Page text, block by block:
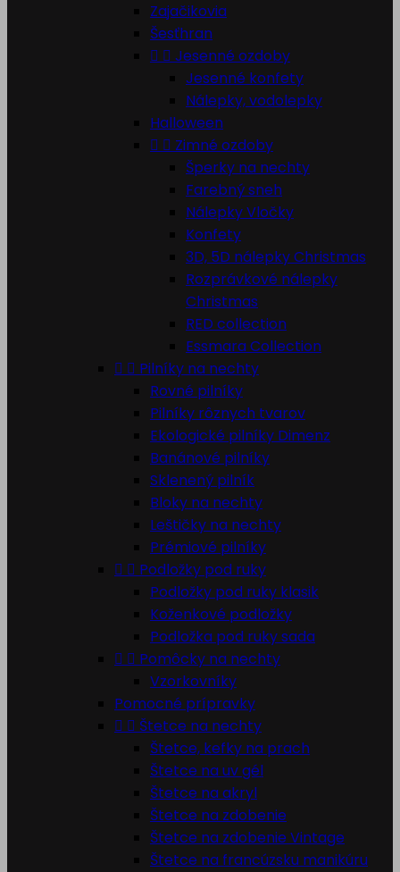
Zajačikovia
Šesťhran
  Jesenné ozdoby
Jesenné konfety
Nálepky, vodolepky
Halloween
  Zimné ozdoby
Šperky na nechty
Farebný sneh
Nálepky Vločky
Konfety
3D, 5D nálepky Christmas
Rozprávkové nálepky
Christmas
RED collection
Essmara Collection
  Pilníky na nechty
Rovné pilníky
Pilníky rôznych tvarov
Ekologické pilníky Dimenz
Banánové pilníky
Sklenený pilník
Bloky na nechty
Leštičky na nechty
Prémiové pilníky
  Podložky pod ruky
Podložky pod ruky klasik
Koženkové podložky
Podložka pod ruky sada
  Pomôcky na nechty
Vzorkovníky
Pomocné prípravky
  Štetce na nechty
Štetce, kefky na prach
Štetce na uv gél
Štetce na akryl
Štetce na zdobenie
Štetce na zdobenie Vintage
Štetce na francúzsku manikúru